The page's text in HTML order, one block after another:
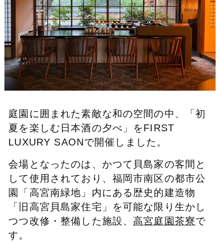
庭園に囲まれた素敵な和の空間の中、「初
夏を楽しむ日本酒の夕べ」をFIRST
LUXURY SAONで開催しました。
会場となったのは、かつて貝島家の客間と
して使用されており、福岡市南区の都市公
園「高宮南緑地」内にある歴史的建造物
「旧高宮貝島家住宅」を可能な限り生かし
つつ改修・整備した施設、 高宮庭園茶寮で
す。